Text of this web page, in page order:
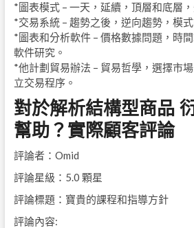
*圖表模式 – 一天，延續，頂層和底層
*交易系統 – 趨勢之後，逆向趨勢，模式
*圖表和分析軟件 – 價格數據問題，時
軟件研究。
*他計劃貿易辦法 – 貿易哲學，選擇市
立交易程序。
對於解析結構型商品
幫助？實際顧客評論
評論者：Omid
評論星級：5.0 顆星
評論標題：寶貴的課程和指導方針
評論內容: